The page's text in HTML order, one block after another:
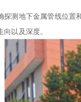
探测地下金属管线位置
以及深度。